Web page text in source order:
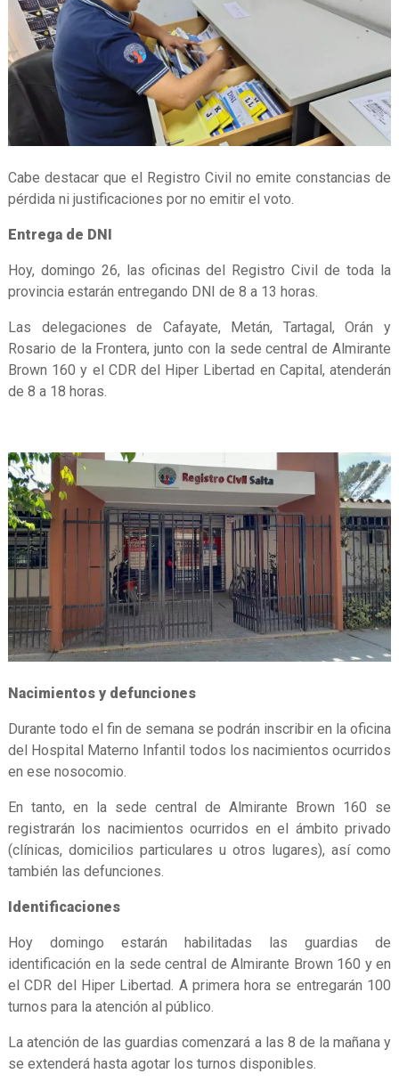
Cabe destacar que el Registro Civil no emite constancias de
pérdida ni justificaciones por no emitir el voto.
Entrega de DNI
Hoy, domingo 26, las oficinas del Registro Civil de toda la
provincia estarán entregando DNI de 8 a 13 horas.
Las delegaciones de Cafayate, Metán, Tartagal, Orán y
Rosario de la Frontera, junto con la sede central de Almirante
Brown 160 y el CDR del Hiper Libertad en Capital, atenderán
de 8 a 18 horas.
Nacimientos y defunciones
Durante todo el fin de semana se podrán inscribir en la oficina
del Hospital Materno Infantil todos los nacimientos ocurridos
en ese nosocomio.
En tanto, en la sede central de Almirante Brown 160 se
registrarán los nacimientos ocurridos en el ámbito privado
(clínicas, domicilios particulares u otros lugares), así como
también las defunciones.
Identificaciones
Hoy domingo estarán habilitadas las guardias de
identificación en la sede central de Almirante Brown 160 y en
el CDR del Hiper Libertad. A primera hora se entregarán 100
turnos para la atención al público.
La atención de las guardias comenzará a las 8 de la mañana y
se extenderá hasta agotar los turnos disponibles.